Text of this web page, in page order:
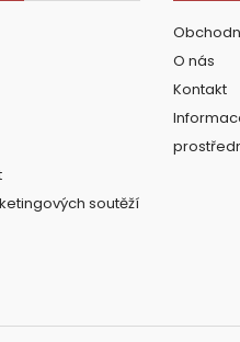
soutěží
O nás
Kontakt